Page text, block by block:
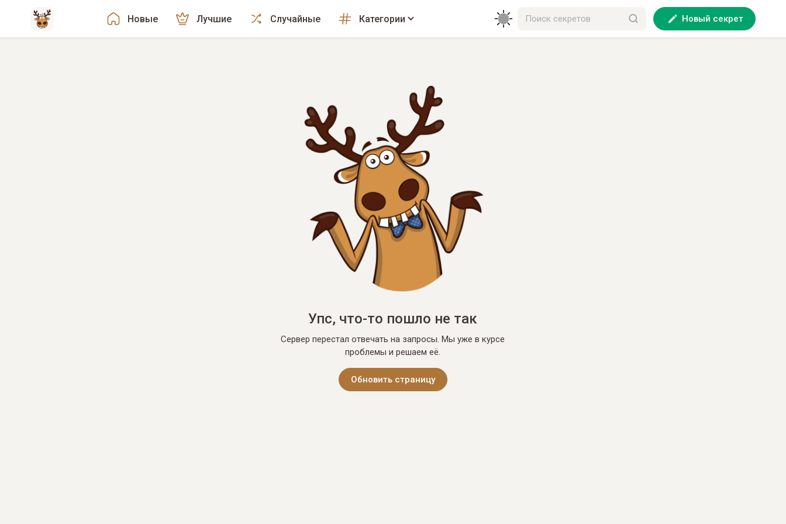
Новые Лучшие Случайные Категории Новый секрет
Упс, что-то пошло не так
Сервер перестал отвечать на запросы. Мы уже в курсе
проблемы и решаем её.
Обновить страницу